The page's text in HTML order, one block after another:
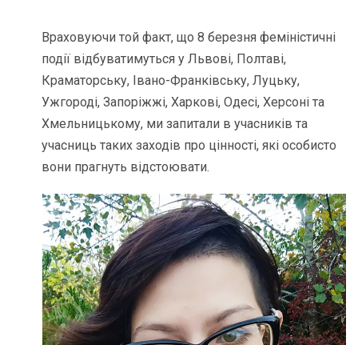
Враховуючи той факт, що 8 березня феміністичні
події відбуватимуться у Львові, Полтаві,
Краматорську, Івано-Франківську, Луцьку,
Ужгороді, Запоріжжі, Харкові, Одесі, Херсоні та
Хмельницькому, ми запитали в учасників та
учасниць таких заходів про цінності, які особисто
вони прагнуть відстоювати.